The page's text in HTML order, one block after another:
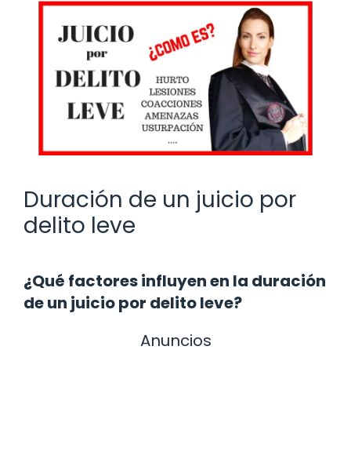
Duración de un juicio por
delito leve
¿Qué factores influyen en la duración
de un juicio por delito leve?
Anuncios